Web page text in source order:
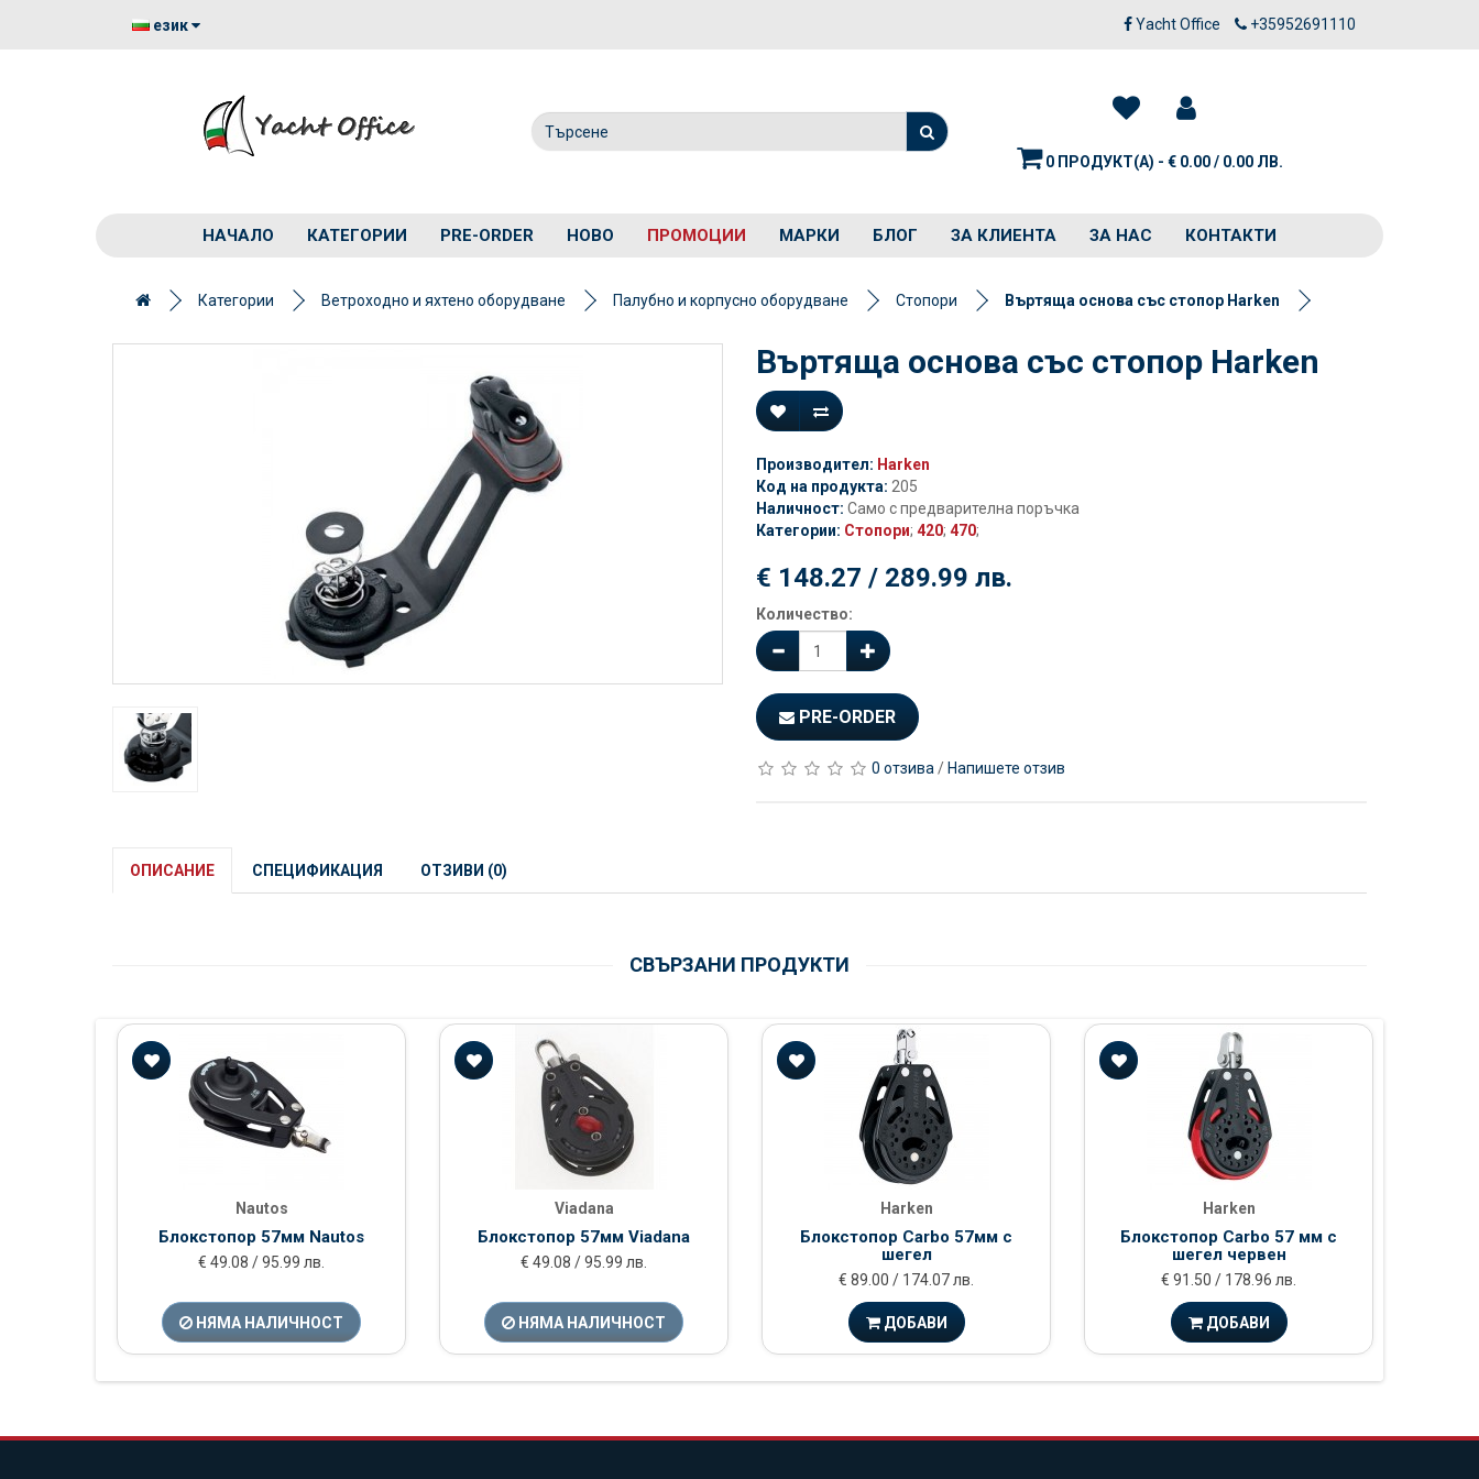
език Yacht Office +35952691110
0 ПРОДУКТ(А) - € 0.00 / 0.00 ЛВ.
НАЧАЛО КАТЕГОРИИ PRE-ORDER НОВО ПРОМОЦИИ МАРКИ БЛОГ ЗА КЛИЕНТА ЗА НАС КОНТАКТИ
Категории Ветроходно и яхтено оборудване Палубно и корпусно оборудване Стопори Въртяща основа със стопор Harken
Въртяща основа със стопор Harken
Производител: Harken
Код на продукта: 205
Наличност: Само с предварителна поръчка
Категории: Стопори; 420; 470;
€ 148.27 / 289.99 лв.
Количество:
PRE-ORDER
0 отзива / Напишете отзив
ОПИСАНИЕ СПЕЦИФИКАЦИЯ ОТЗИВИ (0)
СВЪРЗАНИ ПРОДУКТИ
Nautos
Блокстопор 57мм Nautos
€ 49.08 / 95.99 лв.
НЯМА НАЛИЧНОСТ
Viadana
Блокстопор 57мм Viadana
€ 49.08 / 95.99 лв.
НЯМА НАЛИЧНОСТ
Harken
Блокстопор Carbo 57мм с
шегел
€ 89.00 / 174.07 лв.
ДОБАВИ
Harken
Блокстопор Carbo 57 мм с
шегел червен
€ 91.50 / 178.96 лв.
ДОБАВИ